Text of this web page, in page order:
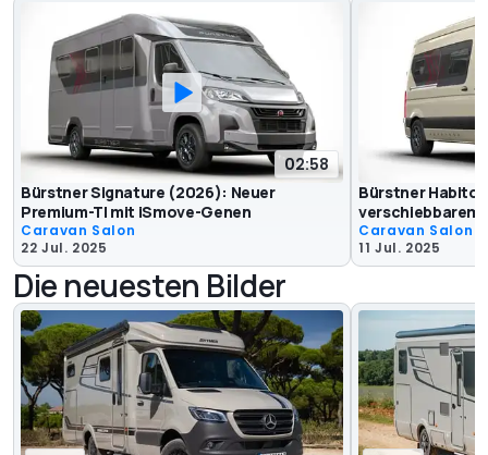
02:58
Bürstner Signature (2026): Neuer
Premium-TI mit iSmove-Genen
Caravan Salon
22 Jul. 2025
Bürstner
verschiebbarem
Caravan Salon
11 Jul. 2025
Die neuesten Bilder